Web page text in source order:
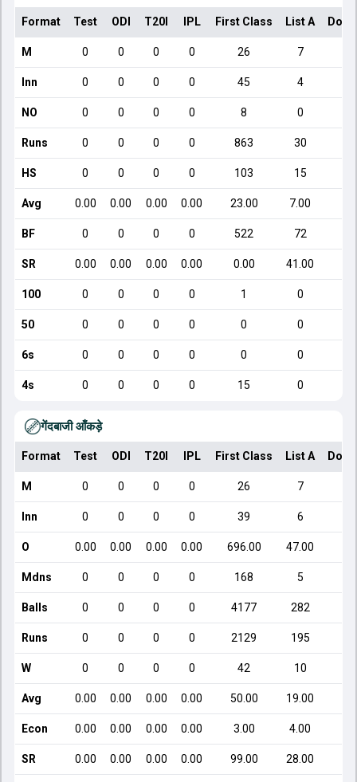
Format Test ODI T20I IPL First Class List A
M 0 0 0 0 26 7
Inn 0 0 0 0 45 4
NO 0 0 0 0 8 0
Runs 0 0 0 0 863 30
HS 0 0 0 0 103 15
Avg 0.00 0.00 0.00 0.00 23.00 7.00
BF 0 0 0 0 522 72
SR 0.00 0.00 0.00 0.00 0.00 41.00
100 0 0 0 0 1 0
50 0 0 0 0 0 0
6s 0 0 0 0 0 0
4s 0 0 0 0 15 0
गेंदबाजी आँकड़े
Format Test ODI T20I IPL First Class List A
M 0 0 0 0 26 7
Inn 0 0 0 0 39 6
O 0.00 0.00 0.00 0.00 696.00 47.00
Mdns 0 0 0 0 168 5
Balls 0 0 0 0 4177 282
Runs 0 0 0 0 2129 195
W 0 0 0 0 42 10
Avg 0.00 0.00 0.00 0.00 50.00 19.00
Econ 0.00 0.00 0.00 0.00 3.00 4.00
SR 0.00 0.00 0.00 0.00 99.00 28.00